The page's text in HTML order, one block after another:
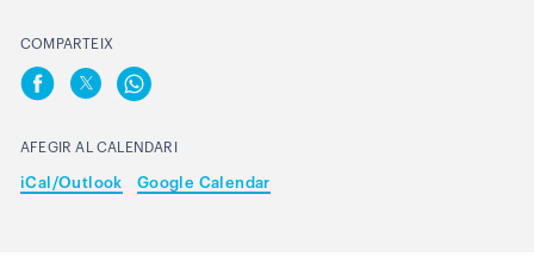
COMPARTEIX
AFEGIR AL CALENDARI
iCal/Outlook Google Calendar